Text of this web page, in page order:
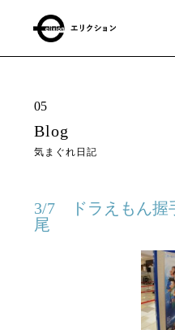
01
business
私たちの事業
05
Blog
気まぐれ日記
3/7 ドラえもん握
尾